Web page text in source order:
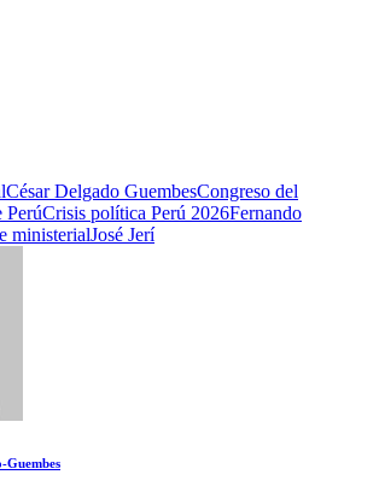
César Delgado GuembesCongreso del
PerúCrisis política Perú 2026Fernando
ministerialJosé Jerí
Guembes